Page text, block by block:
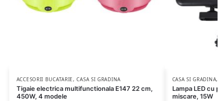
ACCESORII BUCATARIE,CASA SI GRADINA
Tigaie electrica multifunctionala E147 22 cm,
450W, 4 modele
CASA SI GRADINA
Lampa LED cu
miscare, 15W